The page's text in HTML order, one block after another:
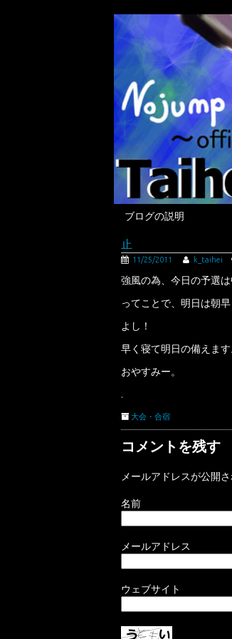
ブログの説明
止
11/25/2011 k_taihei
強風の為、今日の予選は
ってことで、明日は朝
よし！
早く寝て明日の備えます
おやすみー。
.
大会・合宿
コメントを残す
メールアドレスが公開
名前
メールアドレス
ウェブサイト